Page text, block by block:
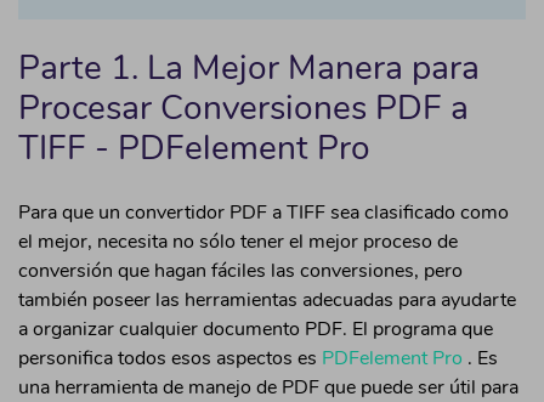
Para más soluciones >
Parte 1. La Mejor Manera para
Procesar Conversiones PDF a
TIFF - PDFelement Pro
Para que un convertidor PDF a TIFF sea clasificado como
el mejor, necesita no sólo tener el mejor proceso de
conversión que hagan fáciles las conversiones, pero
también poseer las herramientas adecuadas para ayudarte
a organizar cualquier documento PDF. El programa que
personifica todos esos aspectos es PDFelement Pro . Es
una herramienta de manejo de PDF que puede ser útil para